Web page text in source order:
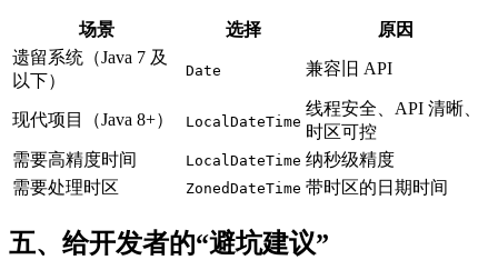
场景 选择
原因
遗留系统（Java 7 及
以下）
Date 兼容旧 API
现代项目（Java 8+） LocalDateTime
线程安全、API 清晰、
时区可控
需要高精度时间
LocalDateTime 纳秒级精度
需要处理时区
ZonedDateTime 带时区的日期时间
五、给开发者的“避坑建议”